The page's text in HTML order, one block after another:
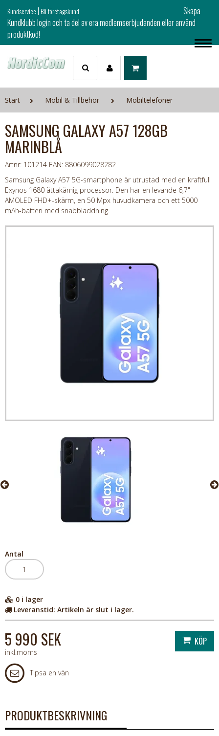
Kundservice|Bli företagskund
Skapa
Kundklubb login och ta del av era medlemserbjudanden eller använd
produktkod!
Start Mobil & Tillbehör Mobiltelefoner
SAMSUNG GALAXY A57 128GB
MARINBLÅ
Artnr: 101214 EAN: 8806099028282
Samsung Galaxy A57 5G-smartphone är utrustad med en kraftfull
Exynos 1680 åttakärnig processor. Den har en levande 6,7"
AMOLED FHD+-skärm, en 50 Mpx huvudkamera och ett 5000
mAh-batteri med snabbladdning.
Antal
0 i lager
Leveranstid: Artikeln är slut i lager.
5 990 SEK
inkl.moms
Tipsa en vän
PRODUKTBESKRIVNING